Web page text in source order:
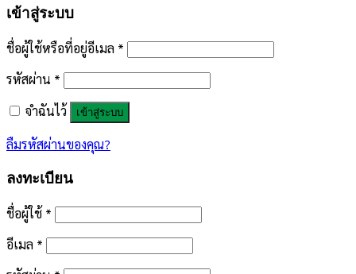
เข้าสู่ระบบ
ชื่อผู้ใช้หรือที่อยู่อีเมล *
รหัสผ่าน *
จำฉันไว้
เข้าสู่ระบบ
ลืมรหัสผ่านของคุณ?
ลงทะเบียน
ชื่อผู้ใช้ *
อีเมล *